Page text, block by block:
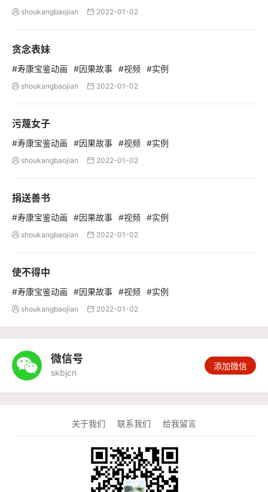
 shoukangbaojian  2022-01-02
贪念表妹
#寿康宝鉴动画 #因果故事 #视频 #实例
 shoukangbaojian  2022-01-02
污蔑女子
#寿康宝鉴动画 #因果故事 #视频 #实例
 shoukangbaojian  2022-01-02
捐送善书
#寿康宝鉴动画 #因果故事 #视频 #实例
 shoukangbaojian  2022-01-02
使不得中
#寿康宝鉴动画 #因果故事 #视频 #实例
 shoukangbaojian  2022-01-02
 微信号
skbjcn
添加微信
关于我们 联系我们 给我留言